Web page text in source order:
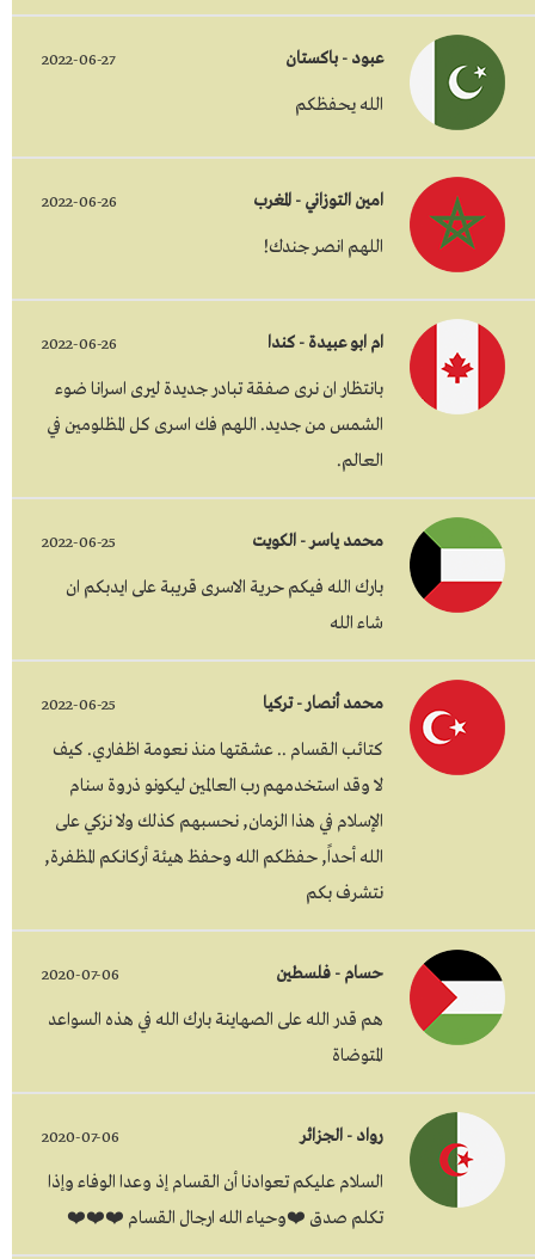
عبود - باكستان 2022-06-27
الله یحفظکم
امين التوزاني - المغرب 2022-06-26
اللهم انصر جندك!
ام ابو عبيدة - كندا 2022-06-26
بانتظار ان نرى صفقة تبادر جديدة ليرى اسرانا ضوء
الشمس من جديد. اللهم فك اسرى كل المظلومين في
العالم.
محمد ياسر - الكويت 2022-06-25
بارك الله فيكم حرية الاسرى قريبة على ايدبكم ان
شاء الله
محمد أنصار - تركيا 2022-06-25
كتائب القسام .. عشقتها منذ نعومة اظفاري. كيف
لا وقد استخدمهم رب العالمين ليكونو ذروة سنام
الإسلام في هذا الزمان, نحسبهم كذلك ولا نزكي على
الله أحداً, حفظكم الله وحفظ هيئة أركانكم المظفرة,
نتشرف بكم
حسام - فلسطين 2020-07-06
هم قدر الله على الصهاينة بارك الله في هذه السواعد
المتوضاة
رواد - الجزائر 2020-07-06
السلام عليكم تعوادنا أن القسام إذ وعدا الوفاء وإذا
تكلم صدق ⁦❤️⁩⁦❤️ وحياء الله ارجال القسام⁩⁦❤️⁩⁦❤️⁩